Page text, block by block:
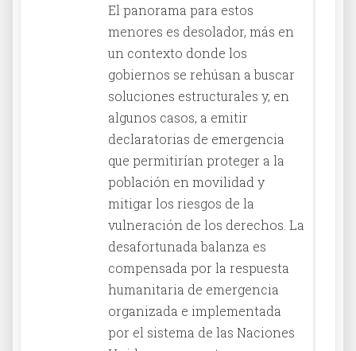
El panorama para estos
menores es desolador, más en
un contexto donde los
gobiernos se rehúsan a buscar
soluciones estructurales y, en
algunos casos, a emitir
declaratorias de emergencia
que permitirían proteger a la
población en movilidad y
mitigar los riesgos de la
vulneración de los derechos. La
desafortunada balanza es
compensada por la respuesta
humanitaria de emergencia
organizada e implementada
por el sistema de las Naciones